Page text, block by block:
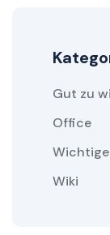
Gut zu
Office
Wiki